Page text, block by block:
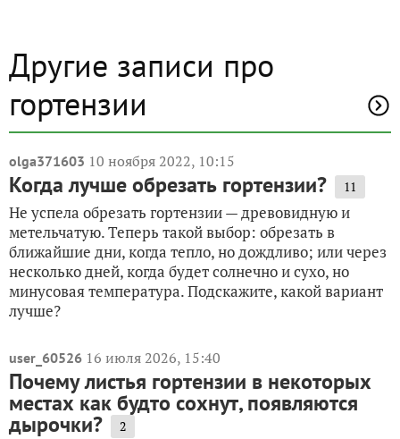
Другие записи про
гортензии
olga371603 10 ноября 2022, 10:15
Когда лучше обрезать гортензии? 11
Не успела обрезать гортензии — древовидную и
метельчатую. Теперь такой выбор: обрезать в
ближайшие дни, когда тепло, но дождливо; или через
несколько дней, когда будет солнечно и сухо, но
минусовая температура. Подскажите, какой вариант
лучше?
user_60526 16 июля 2026, 15:40
Почему листья гортензии в некоторых
местах как будто сохнут, появляются
дырочки? 2